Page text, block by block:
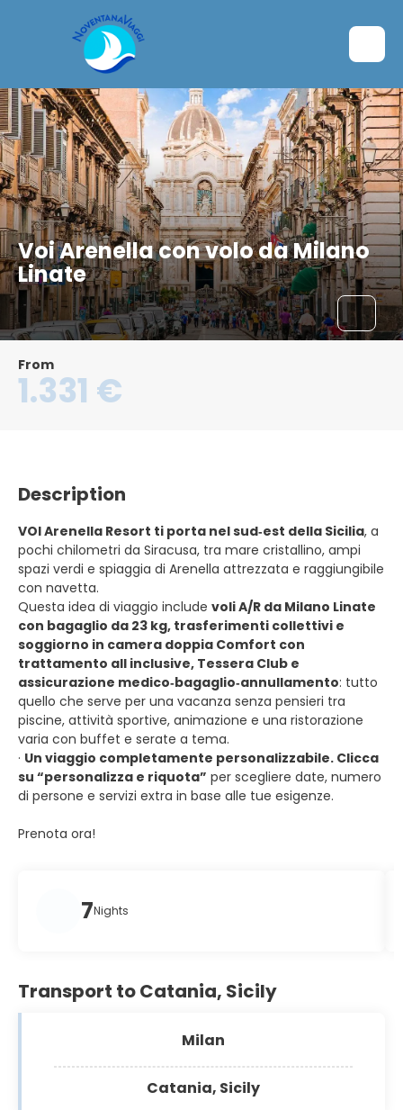
Voi Arenella con volo da Milano
Linate
From
1.331 €
Description
VOI Arenella Resort ti porta nel sud‑est della Sicilia, a
pochi chilometri da Siracusa, tra mare cristallino, ampi
spazi verdi e spiaggia di Arenella attrezzata e raggiungibile
con navetta.
Questa idea di viaggio include voli A/R da Milano Linate
con bagaglio da 23 kg, trasferimenti collettivi e
soggiorno in camera doppia Comfort con
trattamento all inclusive, Tessera Club e
assicurazione medico‑bagaglio‑annullamento: tutto
quello che serve per una vacanza senza pensieri tra
piscine, attività sportive, animazione e una ristorazione
varia con buffet e serate a tema.
· Un viaggio completamente personalizzabile. Clicca
su “personalizza e riquota” per scegliere date, numero
di persone e servizi extra in base alle tue esigenze.
Prenota ora!
7Nights
Transport to Catania, Sicily
Milan
Catania, Sicily